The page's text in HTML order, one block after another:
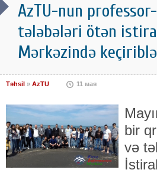
AzTU-nun
tələbələri ötən
Mərkəzində
Təhsil » AzTU 11 мая
bir
və